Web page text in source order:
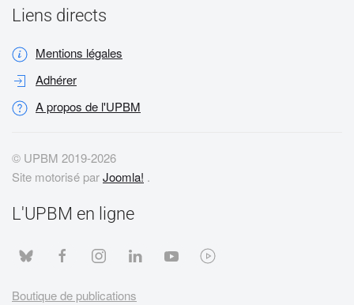
Liens directs
Mentions légales
Adhérer
A propos de l'UPBM
© UPBM 2019-2026
Site motorisé parJoomla! .
L'UPBM en ligne
Boutique de publications